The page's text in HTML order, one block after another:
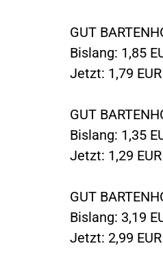
GUT
Bislang: 1,85
Jetzt: 1,79 EUR
GUT
Bislang: 1,35
Jetzt: 1,29 EUR
GUT
Bislang: 3,19
Jetzt: 2,99 EUR